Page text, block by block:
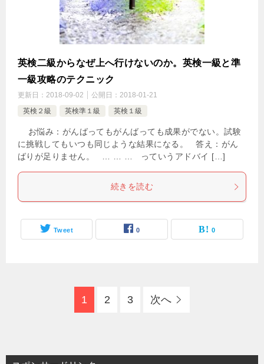
英検二級からなぜ上へ行けないのか。英検一級と準
一級攻略のテクニック
更新日： 2018-09-02 公開日： 2018-01-21
英検２級
英検準１級 英検１級
お悩み：がんばってもがんばっても成果がでない。試験
に挑戦してもいつも同じような結果になる。 答え：がん
ばりが足りません。 … … … っていうアドバイ […]
続きを読む
Tweet 0 0
1 2 3 次へ